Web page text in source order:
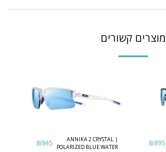
מוצרים קשורים
₪895
ANNIKA 2 CRYSTAL |
POLARIZED BLUE WATER
₪845